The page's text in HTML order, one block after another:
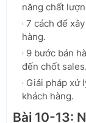
năng chất
7 cách để
hàng.
9 bước bán
đến chốt sales.
Giải pháp xử
khách hàng.
Bài 10-13: